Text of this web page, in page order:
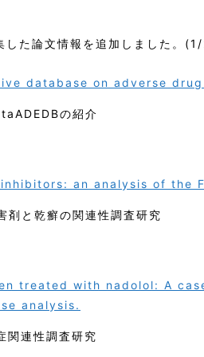
た論文情報を追加しました。
database on adverse
の紹介
an analysis of the
剤と乾癬の関連性調査研究
treated with nadolol: A
analysis.
関連性調査研究